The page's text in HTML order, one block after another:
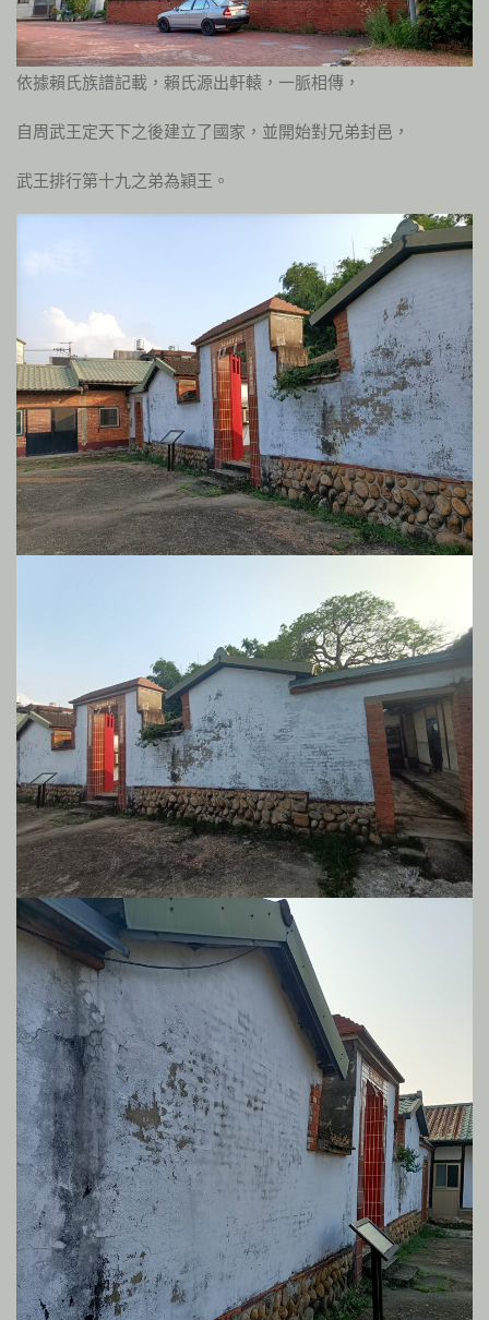
依據賴氏族譜記載，賴氏源出軒轅，一脈相傳，
自周武王定天下之後建立了國家，並開始對兄弟封邑，
武王排行第十九之弟為穎王。